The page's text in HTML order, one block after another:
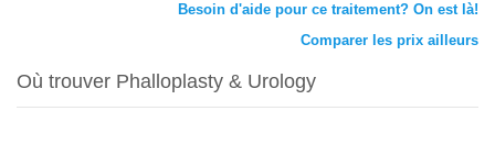
Besoin d'aide pour ce traitement? On est là!
Comparer les prix ailleurs
Où trouver Phalloplasty & Urology